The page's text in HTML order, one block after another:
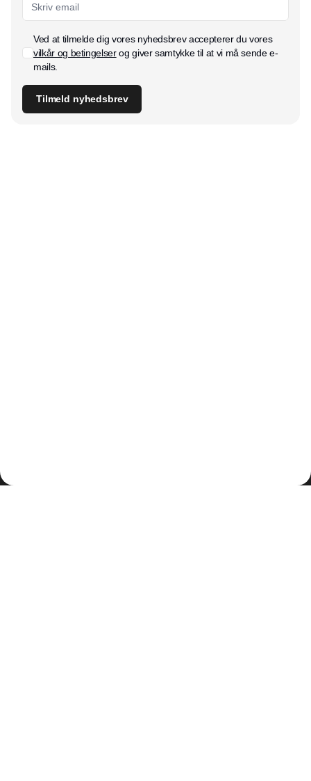
Ved at tilmelde dig vores nyhedsbrev accepterer du vores
vilkår og betingelserog giver samtykke til at vi må sende e-
mails.
Tilmeld nyhedsbrev